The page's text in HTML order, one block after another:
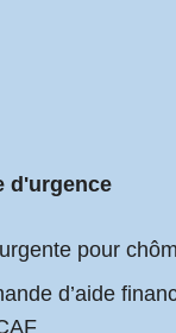
d'urgence
pour
d’aide